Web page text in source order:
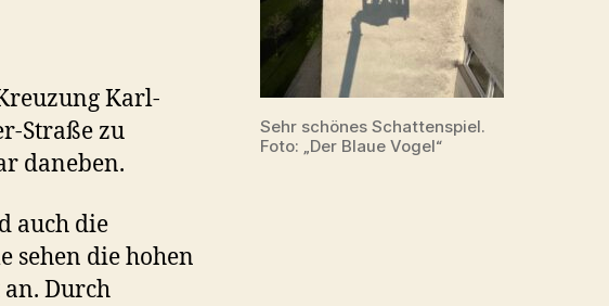
Sehr schönes Schattenspiel.
Foto: „Der Blaue Vogel“
Karl-
Straße zu
daneben.
auch die
sehen die hohen
Durch